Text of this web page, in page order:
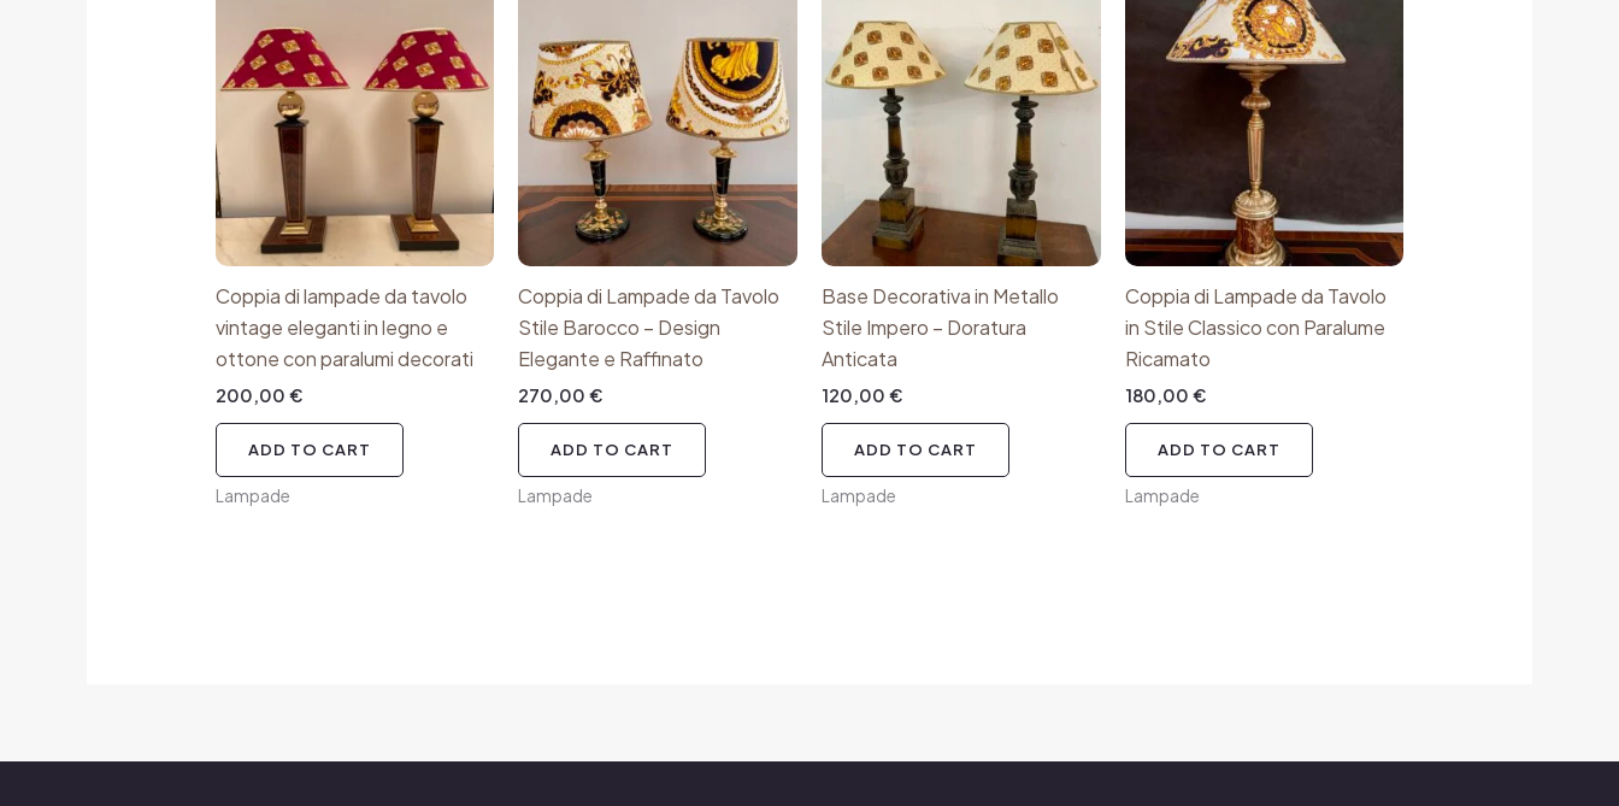
Coppia di lampade da tavolo
vintage eleganti in legno e
ottone con paralumi decorati
200,00 €
ADD TO CART
Lampade
Coppia di Lampade da Tavolo
Stile Barocco – Design
Elegante e Raffinato
270,00€
ADD TO CART
Lampade
Base Decorativa in Metallo
Stile Impero – Doratura
Anticata
120,00 €
ADD TO CART
Lampade
Coppia di Lampade da Tavolo
in Stile Classico con Paralume
Ricamato
180,00 €
ADD TO CART
Lampade